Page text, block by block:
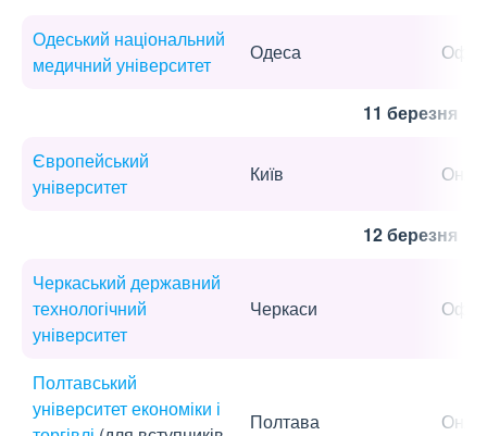
Одеський національний
медичний університет
Одеса
11 березня
Європейський
університет
Київ
12 березня
Черкаський державний
технологічний
університет
Черкаси
Полтавський
університет економіки і
Полтава